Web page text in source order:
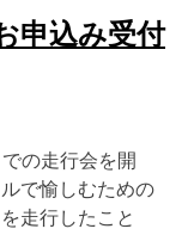
申込み受付
の走行会を開
で愉しむための
走行したこと